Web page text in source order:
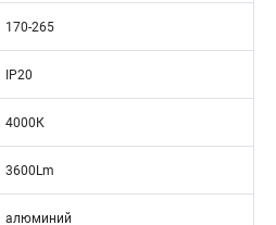
170-265
IP20
4000К
3600Lm
алюминий